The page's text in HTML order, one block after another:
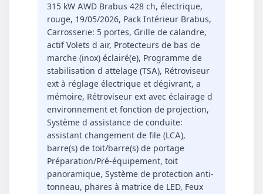
315 kW AWD Brabus 428 ch, électrique,
rouge, 19/05/2026, Pack Intérieur Brabus,
Carrosserie: 5 portes, Grille de calandre,
actif Volets d air, Protecteurs de bas de
marche (inox) éclairé(e), Programme de
stabilisation d attelage (TSA), Rétroviseur
ext à réglage électrique et dégivrant, a
mémoire, Rétroviseur ext avec éclairage d
environnement et fonction de projection,
Système d assistance de conduite:
assistant changement de file (LCA),
barre(s) de toit/barre(s) de portage
Préparation/Pré-équipement, toit
panoramique, Système de protection anti-
tonneau, phares à matrice de LED, Feux